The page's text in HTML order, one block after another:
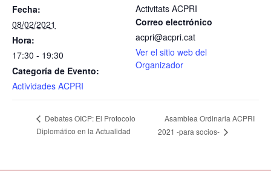
Fecha:
08/02/2021
Hora:
17:30 - 19:30
Categoría de Evento:
Actividades ACPRI
Activitats ACPRI
Correo electrónico
acpri@acpri.cat
Ver el sitio web del
Organizador
Debates OICP: El Protocolo
Diplomático en la Actualidad
Asamblea Ordinaria ACPRI
2021 -para socios-